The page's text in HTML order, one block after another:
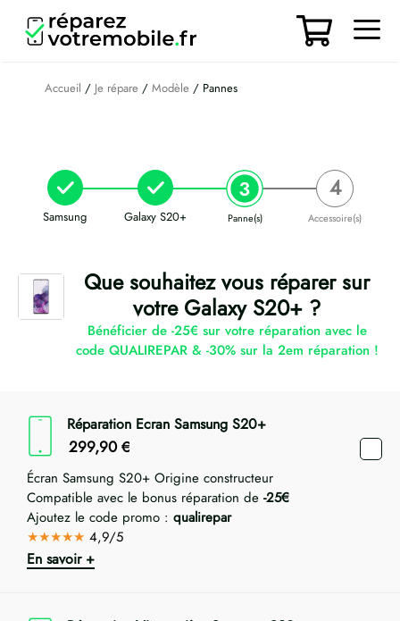
contenu
Accueil / Je répare / Modèle / Pannes
Samsung Galaxy S20+ Panne(s) Accessoire(s)
Que souhaitez vous réparer sur
votre Galaxy S20+ ?
Bénéficier de -25€ sur votre réparation avec le
code QUALIREPAR & -30% sur la 2em réparation !
Réparation Ecran Samsung S20+
299,90 €
Écran Samsung S20+ Origine constructeur
Compatible avec le bonus réparation de -25€
Ajoutez le code promo : qualirepar
★★★★★ 4,9/5
En savoir +